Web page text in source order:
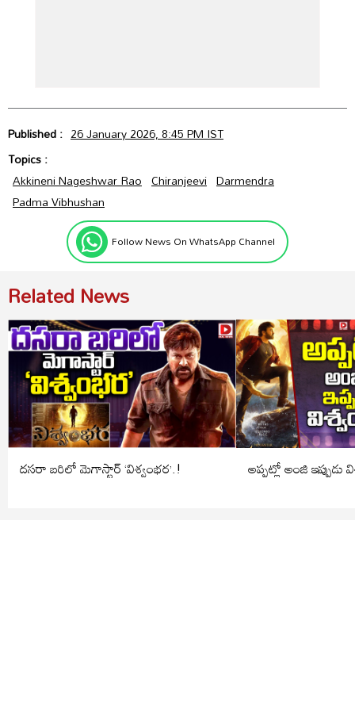
Published : 26 January 2026, 8:45 PM IST
Topics :
Akkineni Nageshwar Rao Chiranjeevi Darmendra
Padma Vibhushan
Follow News On WhatsApp Channel
Related News
దసరా బరిలో మెగాస్టార్ ‘విశ్వంభర’.! అప్పట్లో అంజి ఇప్పుడు